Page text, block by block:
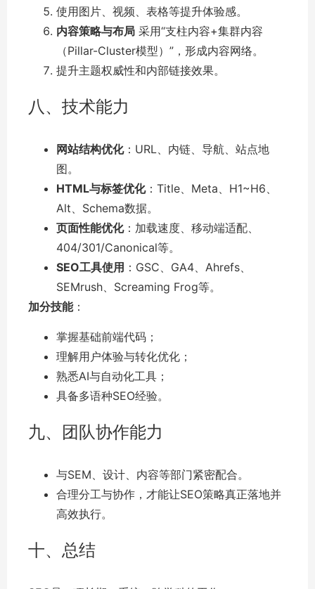
使用图片、视频、表格等提升体验感。
内容策略与布局 采用“支柱内容+集群内容
（Pillar-Cluster模型）”，形成内容网络。
提升主题权威性和内部链接效果。
八、技术能力
网站结构优化：URL、内链、导航、站点地
图。
HTML与标签优化：Title、Meta、H1~H6、
Alt、Schema数据。
页面性能优化：加载速度、移动端适配、
404/301/Canonical等。
SEO工具使用 ：GSC、GA4、Ahrefs、
SEMrush、Screaming Frog等。
加分技能：
掌握基础前端代码；
理解用户体验与转化优化；
熟悉AI与自动化工具；
具备多语种SEO经验。
九、团队协作能力
与SEM、设计、内容等部门紧密配合。
合理分工与协作，才能让SEO策略真正落地并
高效执行。
十、总结